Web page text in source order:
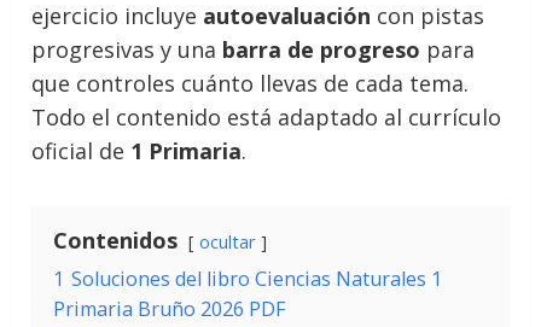
ejercicio incluye autoevaluación con pistas
progresivas y una barra de progreso para
que controles cuánto llevas de cada tema.
Todo el contenido está adaptado al currículo
oficial de 1 Primaria.
Contenidos ocultar
1 Soluciones del libro Ciencias Naturales 1
Primaria Bruño 2026 PDF